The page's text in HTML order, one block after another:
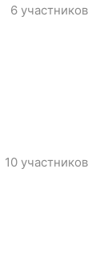
6 участников
10 участников